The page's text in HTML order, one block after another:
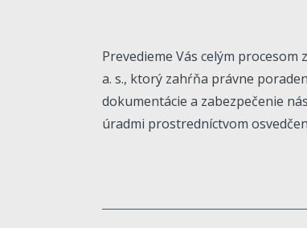
Prevedieme Vás celým procesom
a. s., ktorý zahŕňa právne
dokumentácie a zabezpečenie
úradmi prostredníctvom